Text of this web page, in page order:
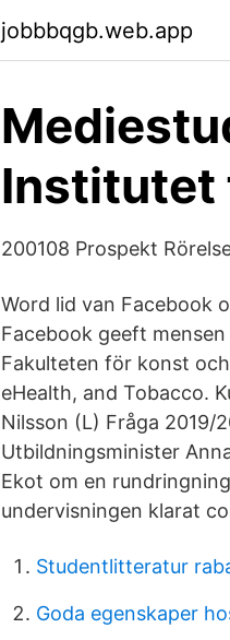
jobbbqgb.web.app
Institutet
200108 Prospekt
Word lid van Facebook
Facebook geeft
Fakulteten för konst
eHealth, and Tobacco.
Nilsson (L) Fråga 2019/
Utbildningsminister
Ekot om en
undervisningen klarat
Studentlitteratur
Goda egenskaper